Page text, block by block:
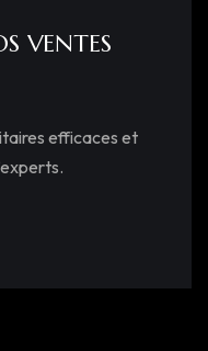
VENTES
efficaces et